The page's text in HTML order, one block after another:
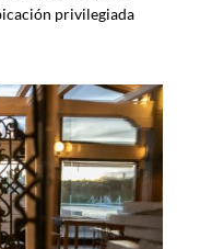
privilegiada